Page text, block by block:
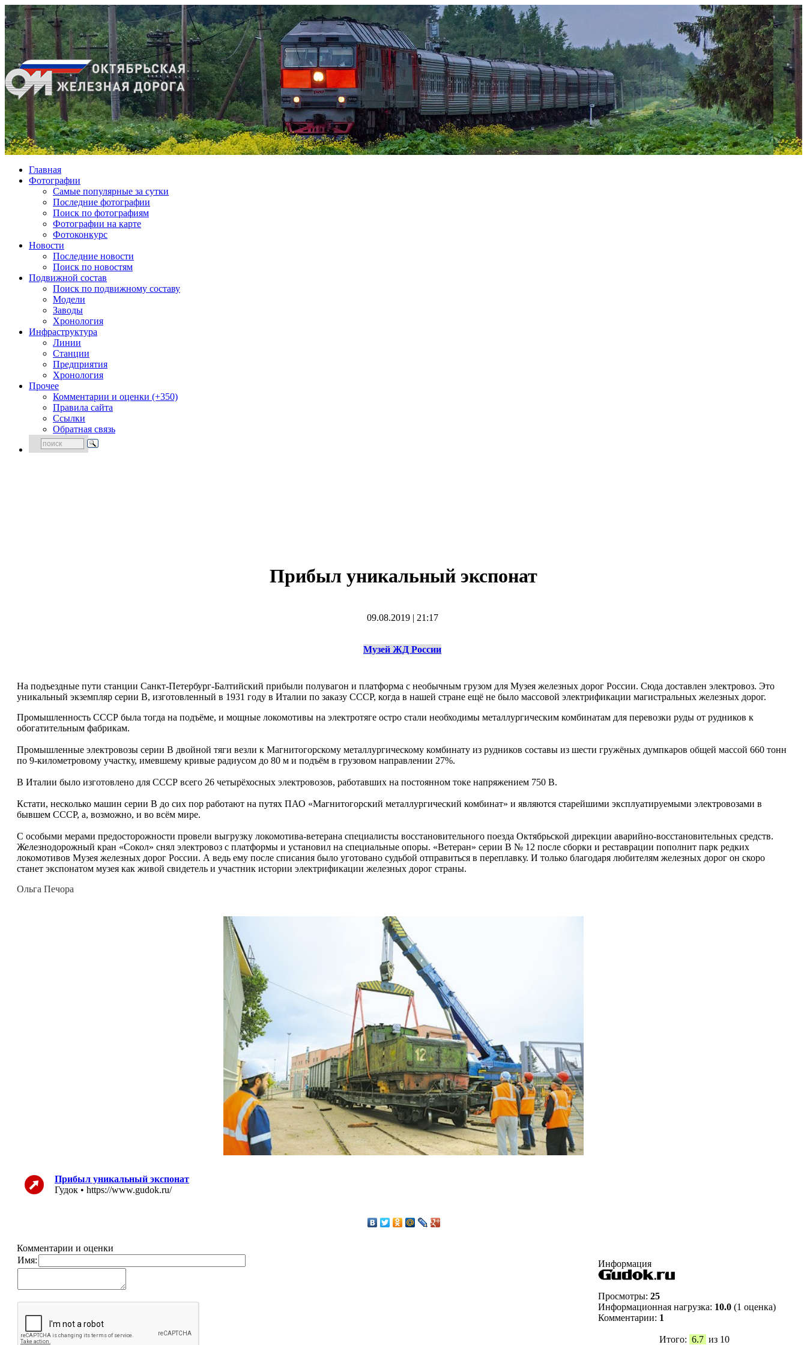
Главная
Фотографии
Cамые популярные за сутки
Последние фотографии
Поиск по фотографиям
Фотографии на карте
Фотоконкурс
Новости
Последние новости
Поиск по новостям
Подвижной состав
Поиск по подвижному составу
Модели
Заводы
Хронология
Инфраструктура
Линии
Станции
Предприятия
Хронология
Прочее
Комментарии и оценки (+350)
Правила сайта
Ссылки
Обратная связь
Прибыл уникальный экспонат
09.08.2019| 21:17
Музей ЖД России
На подъездные пути станции Санкт-Петербург-Балтийский прибыли полувагон и платформа с необычным грузом для Музея железных дорог России. Сюда доставлен электровоз. Это
уникальный экземпляр серии В, изготовленный в 1931 го­ду в Италии по заказу СССР, когда в нашей стране ещё не было массовой электрификации магистральных железных дорог.
Промышленность СССР была тогда на подъёме, и мощные локомотивы на электротяге остро стали необходимы металлургическим комбинатам для перевозки руды от рудников к
обогатительным фабрикам.
Промышленные электровозы серии В двойной тяги везли к Магнитогорскому металлургическому комбинату из рудников составы из шести гружёных думпкаров общей массой 660 тонн
по 9-километровому участку, имевшему кривые радиусом до 80 м и подъём в грузовом направлении 27%.
В Италии было изготовлено для СССР всего 26 четырёхосных электровозов, работавших на постоянном токе напряжением 750 В.
Кстати, несколько машин серии В до сих пор работают на путях ПАО «Магнитогорский металлургический комбинат» и являются старейшими эксплуа­тируемыми электровозами в
бывшем СССР, а, возможно, и во всём мире.
С особыми мерами предосторожности провели выгрузку локомотива-ветерана специалисты восстановительного поезда Октябрьской дирекции аварийно-восстановительных средств.
Железнодорожный кран «Сокол» снял электровоз с платформы и установил на специальные опоры. «Ветеран» серии В № 12 после сборки и реставрации пополнит парк редких
локомотивов Музея железных дорог России. А ведь ему после списания было уготовано судьбой отправиться в переплавку. И только благодаря любителям железных дорог он скоро
станет экспонатом музея как живой свидетель и участник истории электрификации железных дорог страны.
Ольга Печора
Прибыл уникальный экспонат
Гудок • https://www.gudok.ru/
Комментарии и оценки
Имя:
Информация
Просмотры: 25
Информационная нагрузка: 10.0 (1 оценка)
Комментарии: 1
Итого: 6.7 из 10